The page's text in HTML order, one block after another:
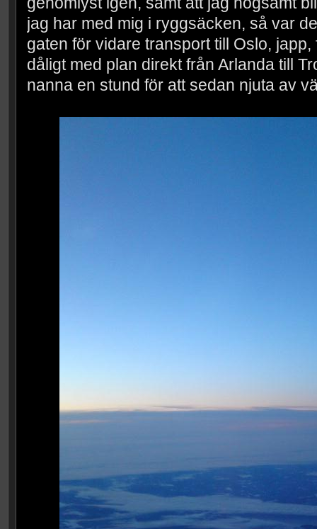
jag har med mig i ryggsäcken, så var
gaten för vidare transport till Oslo,
dåligt med plan direkt från Arlanda till
nanna en stund för att sedan njuta av